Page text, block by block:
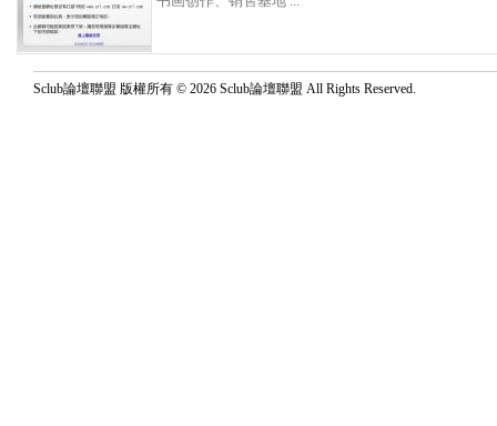
Sclub論壇聯盟 版權所有 © 2026 Sclub論壇聯盟 All Rights Reserved.